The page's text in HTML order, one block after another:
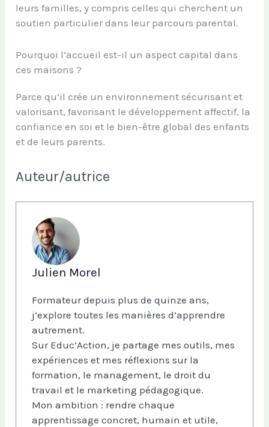
leurs familles, y compris celles qui cherchent un
soutien particulier dans leur parcours parental.
Pourquoi l’accueil est-il un aspect capital dans
ces maisons ?
Parce qu’il crée un environnement sécurisant et
valorisant, favorisant le développement affectif, la
confiance en soi et le bien-être global des enfants
et de leurs parents.
Auteur/autrice
Julien Morel
Formateur depuis plus de quinze ans,
j’explore toutes les manières d’apprendre
autrement.
Sur Educ’Action, je partage mes outils, mes
expériences et mes réflexions sur la
formation, le management, le droit du
travail et le marketing pédagogique.
Mon ambition : rendre chaque
apprentissage concret, humain et utile,